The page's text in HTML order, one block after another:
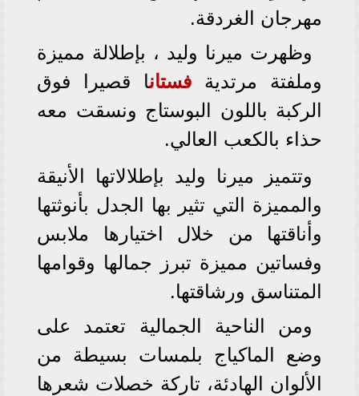
مهرجان الغردقة.
وظهرت ميرنا وليد ، بإطلالة مميزة
وملفتة مرتدية فستانا قصيرا فوق
الركبة باللون البوستاج ونسقت معه
حذاء بالكعب العالي.
وتتميز ميرنا وليد بإطلالاتها الأنيقة
والمميزة التي تثير بها الجدل بأنوثتها
وأناقتها من خلال اختيارها ملابس
وفساتين مميزة تبرز جمالها وقوامها
المتناسق ورشاقتها.
ومن الناحية الجمالية تعتمد على
وضع الماكياج بلمسات بسيطة من
الألوان الهادئة، تاركة خصلات شعرها